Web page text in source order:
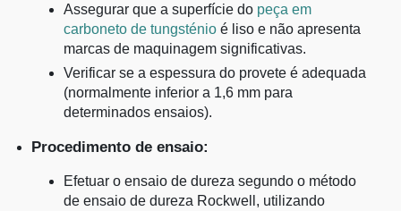
Assegurar que a superfície do peça em
carboneto de tungsténio é liso e não apresenta
marcas de maquinagem significativas.
Verificar se a espessura do provete é adequada
(normalmente inferior a 1,6 mm para
determinados ensaios).
Procedimento de ensaio:
Efetuar o ensaio de dureza segundo o método
de ensaio de dureza Rockwell, utilizando